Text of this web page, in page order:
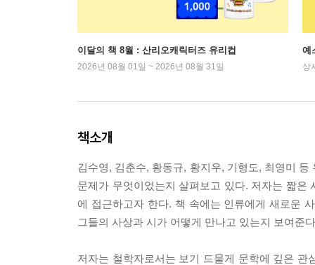
이달의 책 8월 : 산리오캐릭터즈 유리컵
2026년 08월 01일 ~ 2026년 08월 31일
예
상
책소개
김수영, 김춘수, 황동규, 황지우, 기형도, 최영미
문제가 무엇이었는지 살펴보고 있다. 저자는 짧
에 접근하고자 한다. 책 속에는 인류에게 새로운
그들의 사상과 시가 어떻게 만나고 있는지 보여준
저자는 철학자로서는 보기 드물게 문학에 깊은